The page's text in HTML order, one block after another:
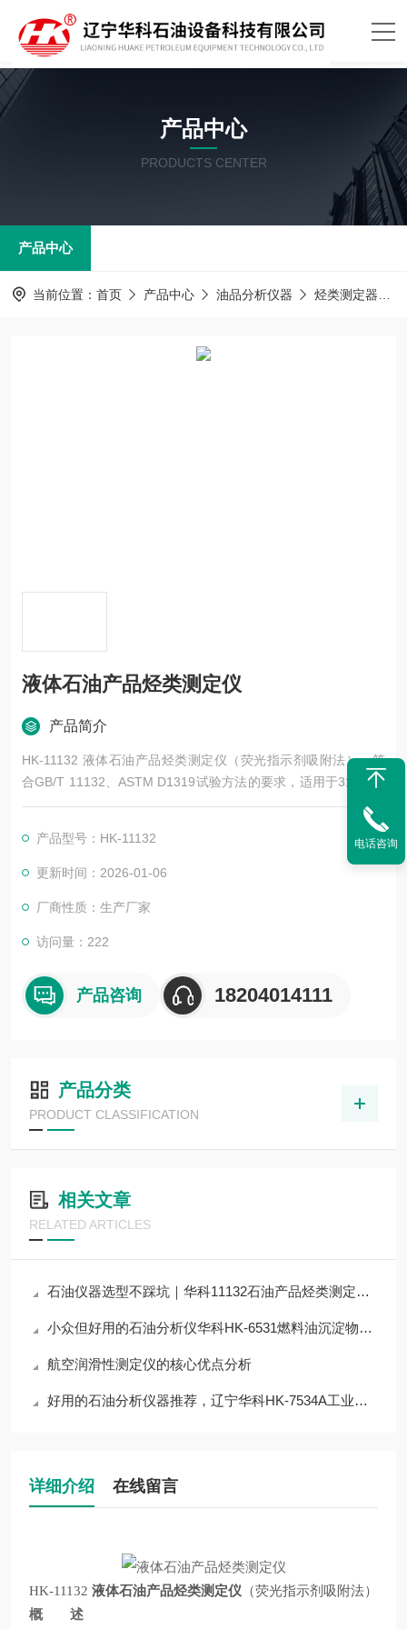
产品中心
PRODUCTS CENTER
产品中心
当前位置： 首页 产品中心 油品分析仪器 烃类测定器
液体石油产品烃类测定仪
产品简介
HK-11132 液体石油产品烃类测定仪（荧光指示剂吸附法），符
合GB/T 11132、ASTM D1319试验方法的要求，适用于315℃以
下的石油馏分中烃类的测定。
产品型号：HK-11132
更新时间：2026-01-06
厂商性质：生产厂家
访问量：222
产品咨询 18204014111
产品分类
PRODUCT CLASSIFICATION
相关文章
RELATED ARTICLES
石油仪器选型不踩坑｜华科11132石油产品烃类测定器教你分清优质与普通仪器
小众但好用的石油分析仪华科HK-6531燃料油沉淀物测定器，解决行业检测难点
航空润滑性测定仪的核心优点分析
好用的石油分析仪器推荐，辽宁华科HK-7534A工业用挥发性有机液体沸程测定器
详细介绍 在线留言
HK-11132 液体石油产品烃类测定仪 （荧光指示剂吸附法）
概 述
电话咨询